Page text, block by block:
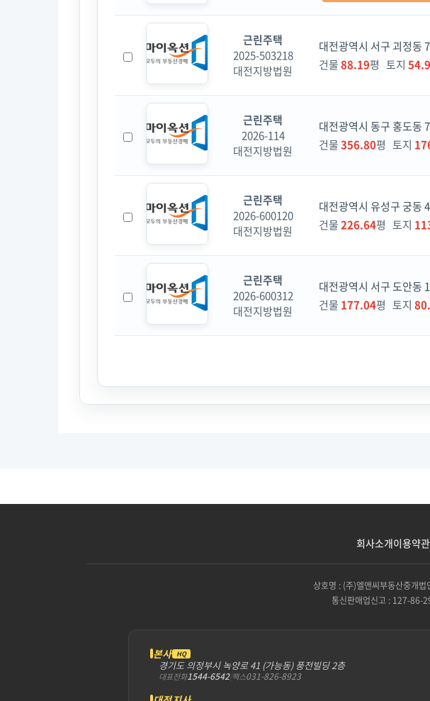
근린주택
2025-503218
대전지방법원
대전광역시 서구 괴정동
건물88.19평 토지
근린주택
2026-114
대전지방법원
대전광역시 동구 홍도동
건물356.80평 토지
근린주택
2026-600120
대전지방법원
대전광역시 유성구 궁동
건물226.64평 토지
근린주택
2026-600312
대전지방법원
대전광역시 서구 도안동
건물 177.04평 토지
회사소개이용약관
상호명 : (주)엘앤씨부동산중개법
통신판매업신고 : 127-86-
본사 HQ
경기도 의정부시 녹양로 41 (가능동) 풍전빌딩 2층
대표전화1544-6542|팩스031-826-8923